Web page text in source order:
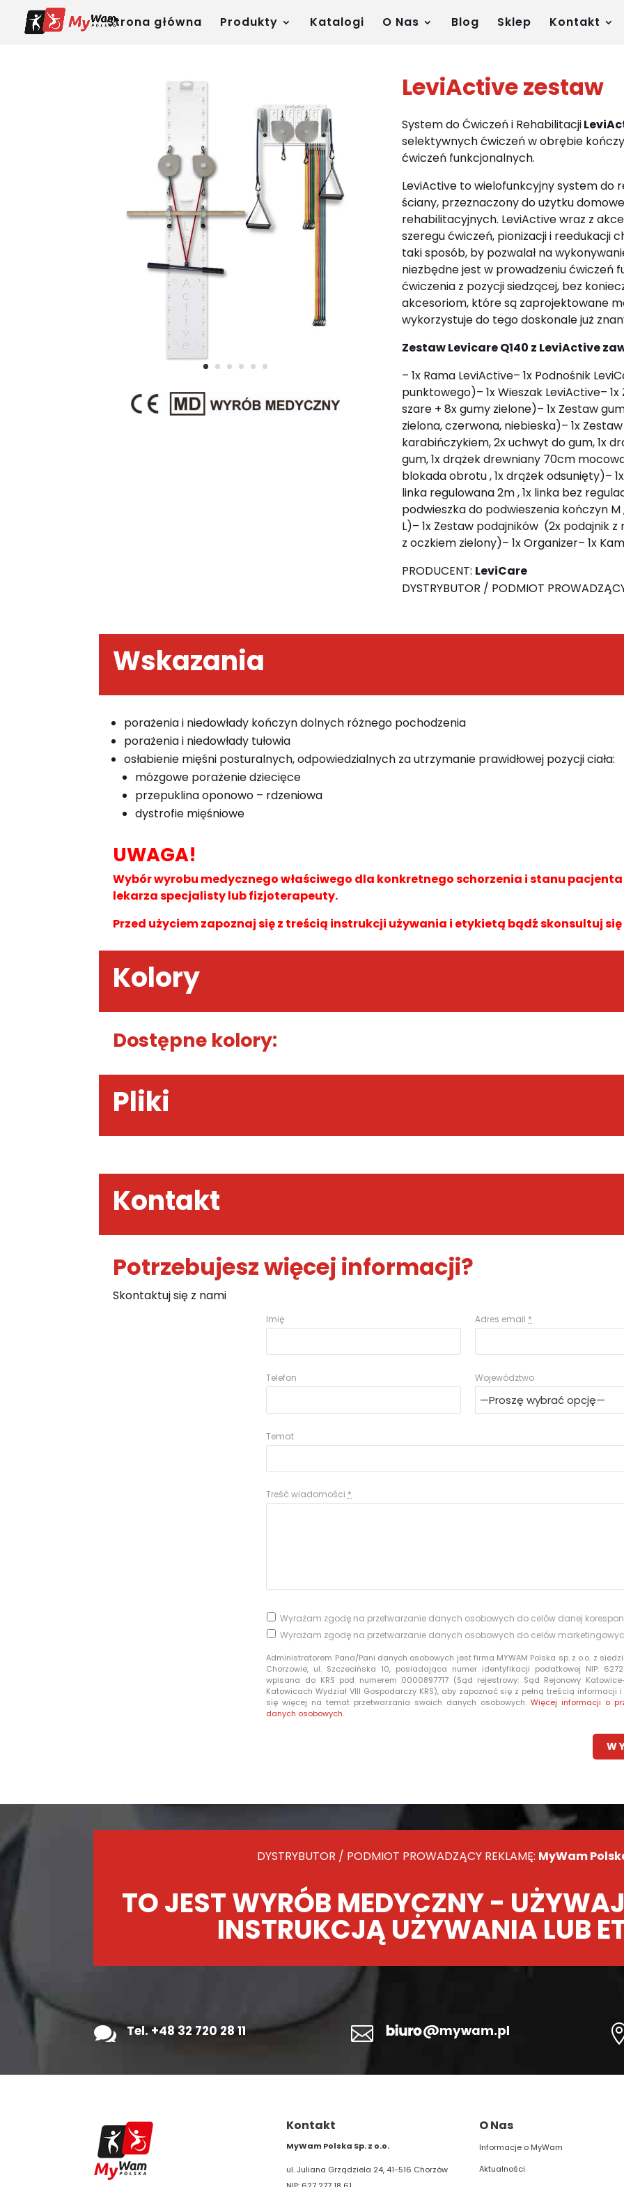
Strona główna Produkty Katalogi O Nas Blog Sklep Kontakt
LeviActive zestaw
System do Ćwiczeń i Rehabilitacji
selektywnych ćwiczeń w obrębie
ćwiczeń funkcjonalnych.
LeviActive to wielofunkcyjny system do
ściany, przeznaczony do użytku
rehabilitacyjnych. LeviActive wraz z
szeregu ćwiczeń, pionizacji i reedukacji
taki sposób, by pozwalał na
niezbędne jest w prowadzeniu ćwiczeń
ćwiczenia z pozycji siedzącej, bez
akcesoriom, które są zaprojektowane
wykorzystuje do tego doskonale już
Zestaw Levicare Q140 z LeviActive
– 1x Rama LeviActive– 1x Podnośnik
punktowego)– 1x Wieszak LeviActive–
szare + 8x gumy zielone)– 1x Zestaw
zielona, czerwona, niebieska)– 1x
karabińczykiem, 2x uchwyt do gum, 1x
gum, 1x drążek drewniany 70cm
blokada obrotu , 1x drążek odsunięty)–
linka regulowana 2m , 1x linka bez
podwieszka do podwieszenia kończyn
L)– 1x Zestaw podajników (2x podajnik
z oczkiem zielony)– 1x Organizer– 1x
PRODUCENT: LeviCare
DYSTRYBUTOR / PODMIOT
Wskazania
porażenia i niedowłady kończyn dolnych różnego pochodzenia
porażenia i niedowłady tułowia
osłabienie mięśni posturalnych, odpowiedzialnych za utrzymanie prawidłowej pozycji ciała:
mózgowe porażenie dziecięce
przepuklina oponowo – rdzeniowa
dystrofie mięśniowe
UWAGA!
Wybór wyrobu medycznego właściwego dla konkretnego schorzenia i stanu
lekarza specjalisty lub fizjoterapeuty.
Przed użyciem zapoznaj się z treścią instrukcji używania i etykietą bądź skonsultuj
Kolory
Dostępne kolory:
Pliki
Kontakt
Potrzebujesz więcej informacji?
Skontaktuj się z nami
Imię Adres email *
Telefon Województwo
Temat
Treść wiadomości *
Wyrażam zgodę na przetwarzanie danych osobowych do celów danej
Wyrażam zgodę na przetwarzanie danych osobowych do celów
Administratorem Pana/Pani danych osobowych jest firma MYWAM Polska sp. z o.o. z
Chorzowie, ul. Szczecińska 10, posiadająca numer identyfikacji podatkowej NIP:
wpisana do KRS pod numerem 0000897717 (Sąd rejestrowy: Sąd Rejonowy
Katowicach Wydział VIII Gospodarczy KRS), aby zapoznać się z pełną treścią informacji
się więcej na temat przetwarzania swoich danych osobowych. Więcej informacji o
danych osobowych.
DYSTRYBUTOR / PODMIOT PROWADZĄCY REKLAMĘ: MyWam
TO JEST WYRÓB MEDYCZNY -
INSTRUKCJĄ UŻYWANIA LUB
 Tel. +48 32 720 28 11 
Kontakt
MyWam Polska Sp. z o.o.
ul. Juliana Grządziela 24, 41-516 Chorzów
O Nas
Informacje o MyWam
Aktualności